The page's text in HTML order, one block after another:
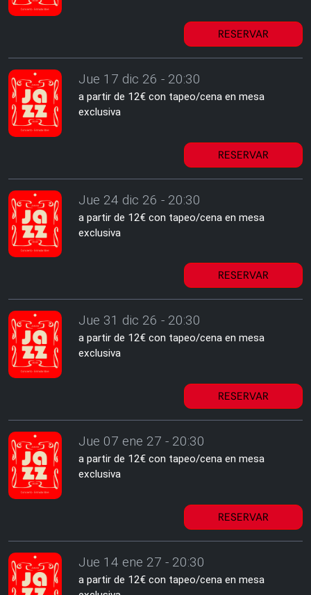
RESERVAR
Jue 17 dic 26 - 20:30
a partir de 12€ con tapeo/cena en mesa
exclusiva
RESERVAR
Jue 24 dic 26 - 20:30
a partir de 12€ con tapeo/cena en mesa
exclusiva
RESERVAR
Jue 31 dic 26 - 20:30
a partir de 12€ con tapeo/cena en mesa
exclusiva
RESERVAR
Jue 07 ene 27 - 20:30
a partir de 12€ con tapeo/cena en mesa
exclusiva
RESERVAR
Jue 14 ene 27 - 20:30
a partir de 12€ con tapeo/cena en mesa